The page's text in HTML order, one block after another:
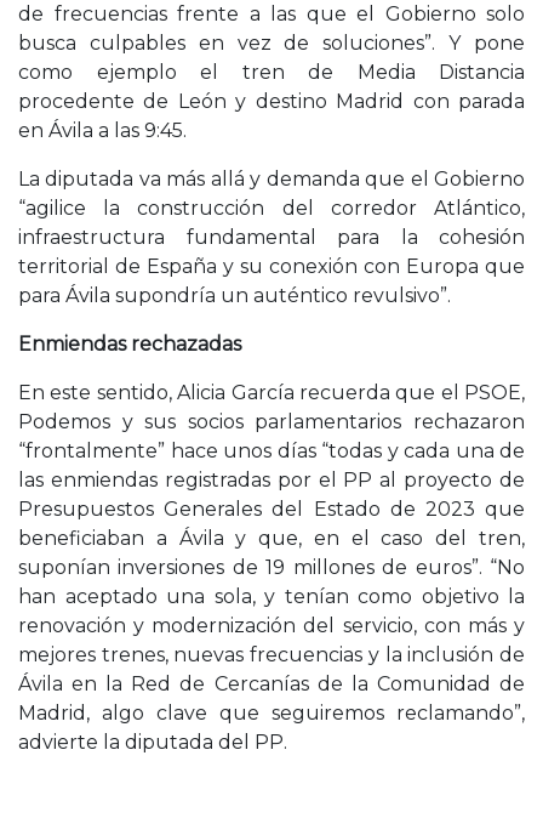
de frecuencias frente a las que el Gobierno solo
busca culpables en vez de soluciones”. Y pone
como ejemplo el tren de Media Distancia
procedente de León y destino Madrid con parada
en Ávila a las 9:45.
La diputada va más allá y demanda que el Gobierno
“agilice la construcción del corredor Atlántico,
infraestructura fundamental para la cohesión
territorial de España y su conexión con Europa que
para Ávila supondría un auténtico revulsivo”.
Enmiendas rechazadas
En este sentido, Alicia García recuerda que el PSOE,
Podemos y sus socios parlamentarios rechazaron
“frontalmente” hace unos días “todas y cada una de
las enmiendas registradas por el PP al proyecto de
Presupuestos Generales del Estado de 2023 que
beneficiaban a Ávila y que, en el caso del tren,
suponían inversiones de 19 millones de euros”. “No
han aceptado una sola, y tenían como objetivo la
renovación y modernización del servicio, con más y
mejores trenes, nuevas frecuencias y la inclusión de
Ávila en la Red de Cercanías de la Comunidad de
Madrid, algo clave que seguiremos reclamando”,
advierte la diputada del PP.